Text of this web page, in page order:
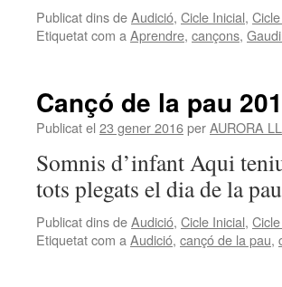
Publicat dins deAudició, Cicle Inicial,
Etiquetat com a Aprendre, cançons,
Cançó de la pau
Publicat el 23 gener 2016perAURORA
Somnis d’infant Aqui
tots plegats el dia de la
Publicat dins deAudició, Cicle Inicial,
Etiquetat com a Audició, cançó de la pau,